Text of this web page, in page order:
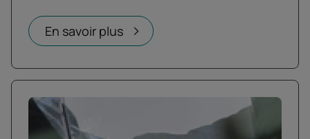
En savoir plus